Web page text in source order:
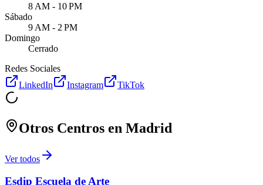
8 AM - 10 PM
Sábado
9 AM - 2 PM
Domingo
Cerrado
Redes Sociales
LinkedIn
Instagram TikTok
Otros Centros en Madrid
Ver todos
Esdip Escuela de Arte